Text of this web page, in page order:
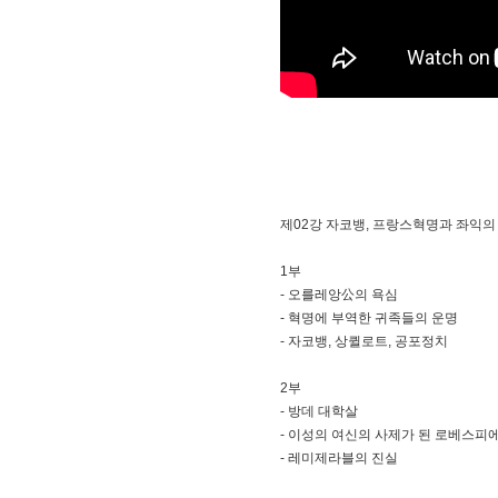
제02강 자코뱅, 프랑스혁명과 좌익의
1부
- 오를레앙公의 욕심
- 혁명에 부역한 귀족들의 운명
- 자코뱅, 상퀼로트, 공포정치
2부
- 방데 대학살
- 이성의 여신의 사제가 된 로베스피
- 레미제라블의 진실